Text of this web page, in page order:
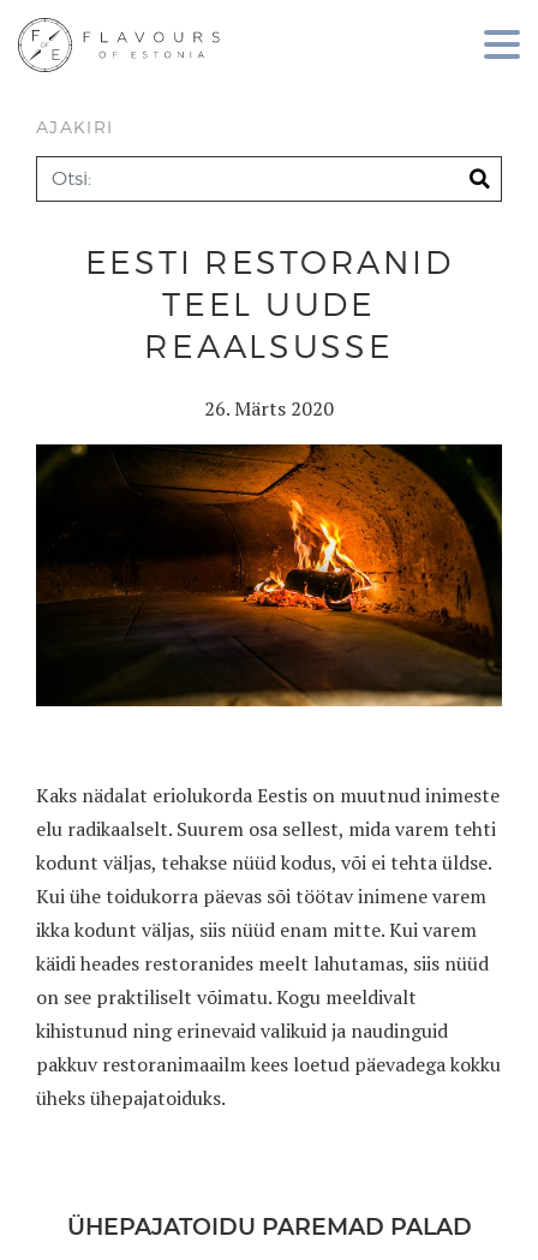
AJAKIRI
EESTI RESTORANID
TEEL UUDE
REAALSUSSE
26. Märts 2020
Kaks nädalat eriolukorda Eestis on muutnud inimeste
elu radikaalselt. Suurem osa sellest, mida varem tehti
kodunt väljas, tehakse nüüd kodus, või ei tehta üldse.
Kui ühe toidukorra päevas sõi töötav inimene varem
ikka kodunt väljas, siis nüüd enam mitte. Kui varem
käidi heades restoranides meelt lahutamas, siis nüüd
on see praktiliselt võimatu. Kogu meeldivalt
kihistunud ning erinevaid valikuid ja naudinguid
pakkuv restoranimaailm kees loetud päevadega kokku
üheks ühepajatoiduks.
ÜHEPAJATOIDU PAREMAD PALAD